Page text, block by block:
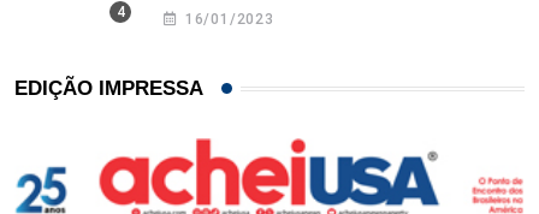
16/01/2023
EDIÇÃO IMPRESSA